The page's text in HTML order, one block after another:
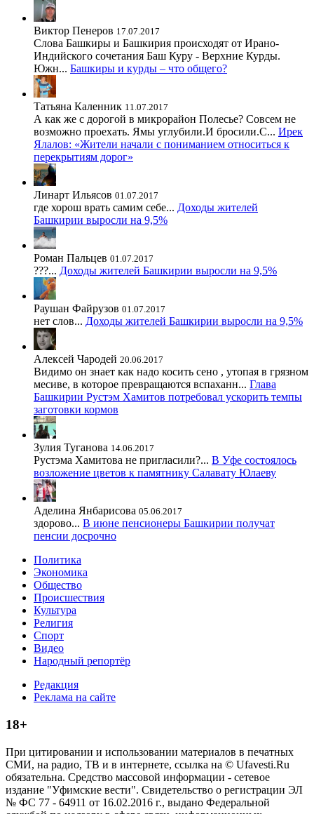
Виктор Пенеров 17.07.2017
Слова Башкиры и Башкирия происходят от Ирано-
Индийского сочетания Баш Куру - Верхние Курды.
Южн... Башкиры и курды – что общего?
Татьяна Каленник 11.07.2017
А как же с дорогой в микрорайон Полесье? Совсем не
возможно проехать. Ямы углубили.И бросили.С... Ирек
Ялалов: «Жители начали с пониманием относиться к
перекрытиям дорог»
Линарт Ильясов 01.07.2017
где хорош врать самим себе... Доходы жителей
Башкирии выросли на 9,5%
Роман Пальцев 01.07.2017
???... Доходы жителей Башкирии выросли на 9,5%
Раушан Файрузов 01.07.2017
нет слов... Доходы жителей Башкирии выросли на 9,5%
Алексей Чародей 20.06.2017
Видимо он знает как надо косить сено , утопая в грязном
месиве, в которое превращаются вспаханн... Глава
Башкирии Рустэм Хамитов потребовал ускорить темпы
заготовки кормов
Зулия Туганова 14.06.2017
Рустэма Хамитова не пригласили?... В Уфе состоялось
возложение цветов к памятнику Салавату Юлаеву
Аделина Янбарисова 05.06.2017
здорово... В июне пенсионеры Башкирии получат
пенсии досрочно
Политика
Экономика
Общество
Происшествия
Культура
Религия
Спорт
Видео
Народный репортёр
Редакция
Реклама на сайте
18+
При цитировании и использовании материалов в печатных
СМИ, на радио, ТВ и в интернете, ссылка на © Ufavesti.Ru
обязательна. Средство массовой информации - сетевое
издание "Уфимские вести". Свидетельство о регистрации ЭЛ
№ ФС 77 - 64911 от 16.02.2016 г., выдано Федеральной